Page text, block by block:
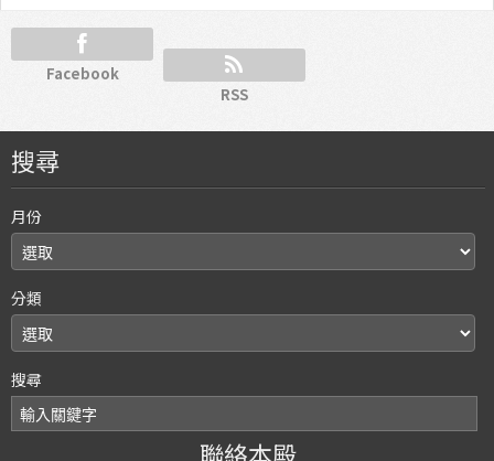
Facebook
RSS
搜尋
月份
分類
搜尋
聯絡本殿